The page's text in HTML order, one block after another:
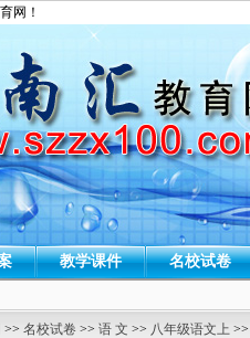
网！
教学课件 名校试卷
>> 名校试卷 >> 语 文 >> 八年级语文上 >>